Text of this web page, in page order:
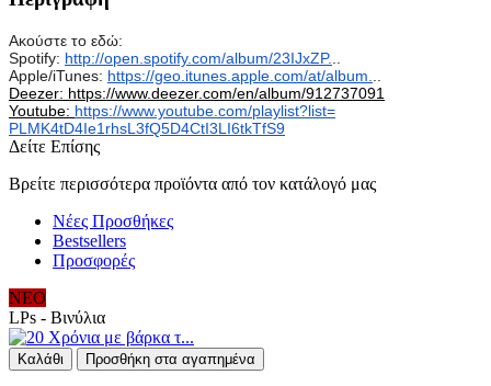
Ακούστε το εδώ:
Spotify: http://open.spotify.com/album/23IJxZP.
Apple/iTunes: https://geo.itunes.apple.com/at/album.
Deezer: https://www.deezer.com/en/album/912737091
Youtube: https://www.youtube.com/playlist?list=
PLMK4tD4Ie1rhsL3fQ5D4CtI3LI6tkTfS9
Δείτε Επίσης
Βρείτε περισσότερα προϊόντα από τον κατάλογό μας
Νέες Προσθήκες
Bestsellers
Προσφορές
ΝΕΟ
LPs - Βινύλια
Καλάθι Προσθήκη στα αγαπημένα